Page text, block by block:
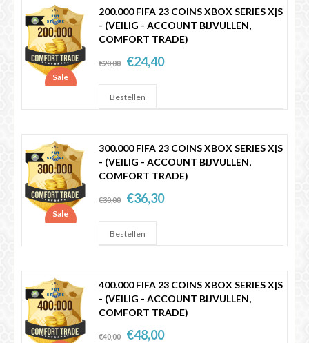
Sale
200.000 FIFA 23 COINS XBOX SERIES X|S
- (VEILIG - ACCOUNT BIJVULLEN,
COMFORT TRADE)
€20,00 €24,40
Sale
300.000 FIFA 23 COINS XBOX SERIES X|S
- (VEILIG - ACCOUNT BIJVULLEN,
COMFORT TRADE)
€30,00 €36,30
400.000 FIFA 23 COINS XBOX SERIES X|S
- (VEILIG - ACCOUNT BIJVULLEN,
COMFORT TRADE)
€40,00 €48,00